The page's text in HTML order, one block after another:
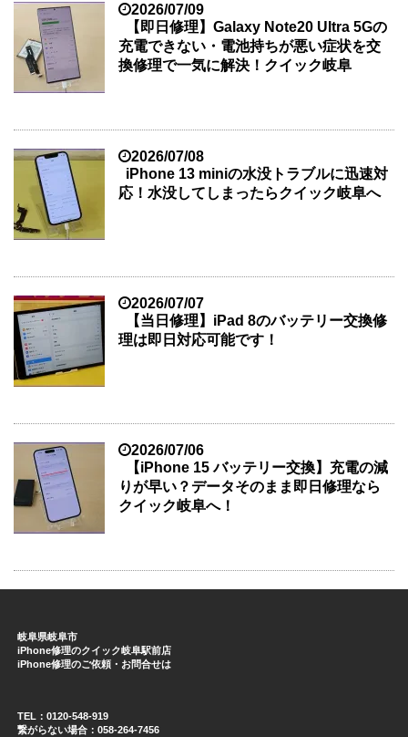
2026/07/09
【即日修理】Galaxy Note20 Ultra 5Gの
充電できない・電池持ちが悪い症状を交
換修理で一気に解決！クイック岐阜
2026/07/08
iPhone 13 miniの水没トラブルに迅速対
応！水没してしまったらクイック岐阜へ
2026/07/07
【当日修理】iPad 8のバッテリー交換修
理は即日対応可能です！
2026/07/06
【iPhone 15 バッテリー交換】充電の減
りが早い？データそのまま即日修理なら
クイック岐阜へ！
岐阜県岐阜市
iPhone修理のクイック岐阜駅前店
iPhone修理のご依頼・お問合せは
TEL：0120-548-919
繋がらない場合：058-264-7456